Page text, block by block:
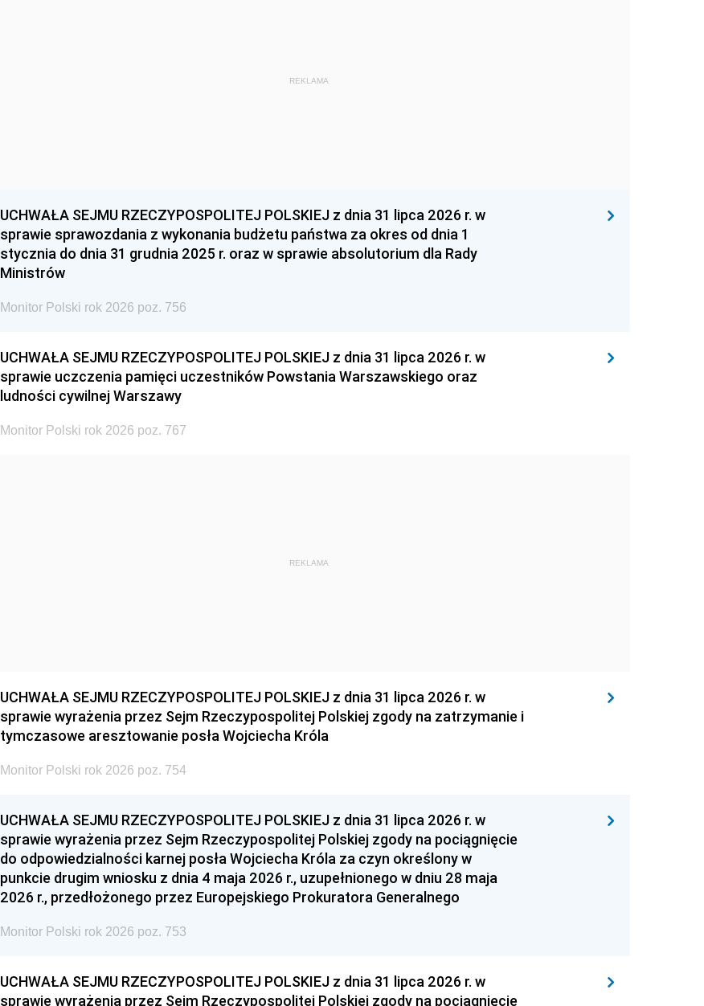
REKLAMA
UCHWAŁA SEJMU RZECZYPOSPOLITEJ POLSKIEJ z dnia 31 lipca 2026 r. w
sprawie sprawozdania z wykonania budżetu państwa za okres od dnia 1
stycznia do dnia 31 grudnia 2025 r. oraz w sprawie absolutorium dla Rady
Ministrów
Monitor Polski rok 2026 poz. 756
UCHWAŁA SEJMU RZECZYPOSPOLITEJ POLSKIEJ z dnia 31 lipca 2026 r. w
sprawie uczczenia pamięci uczestników Powstania Warszawskiego oraz
ludności cywilnej Warszawy
Monitor Polski rok 2026 poz. 767
REKLAMA
UCHWAŁA SEJMU RZECZYPOSPOLITEJ POLSKIEJ z dnia 31 lipca 2026 r. w
sprawie wyrażenia przez Sejm Rzeczypospolitej Polskiej zgody na zatrzymanie i
tymczasowe aresztowanie posła Wojciecha Króla
Monitor Polski rok 2026 poz. 754
UCHWAŁA SEJMU RZECZYPOSPOLITEJ POLSKIEJ z dnia 31 lipca 2026 r. w
sprawie wyrażenia przez Sejm Rzeczypospolitej Polskiej zgody na pociągnięcie
do odpowiedzialności karnej posła Wojciecha Króla za czyn określony w
punkcie drugim wniosku z dnia 4 maja 2026 r., uzupełnionego w dniu 28 maja
2026 r., przedłożonego przez Europejskiego Prokuratora Generalnego
Monitor Polski rok 2026 poz. 753
UCHWAŁA SEJMU RZECZYPOSPOLITEJ POLSKIEJ z dnia 31 lipca 2026 r. w
sprawie wyrażenia przez Sejm Rzeczypospolitej Polskiej zgody na pociągnięcie